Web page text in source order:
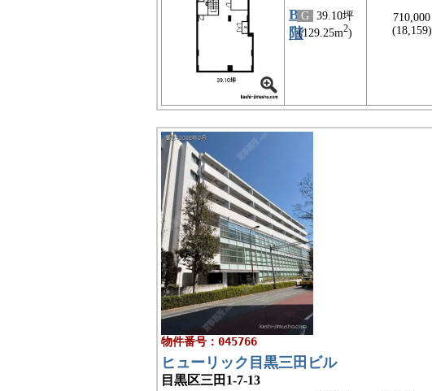
B2
階
G 39.10坪
(129.25m2)
710,000
(18,159)
物件番号：045766
ヒューリック目黒三田ビル
目黒区三田1-7-13